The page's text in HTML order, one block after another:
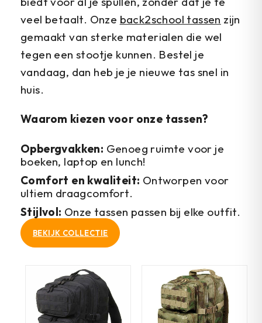
veel betaalt. Onze back2school tassen zijn
gemaakt van sterke materialen die wel
tegen een stootje kunnen. Bestel je
vandaag, dan heb je je nieuwe tas snel in
huis.
Waarom kiezen voor onze tassen?
Opbergvakken: Genoeg ruimte voor je
boeken, laptop en lunch!
Comfort en kwaliteit: Ontworpen voor
ultiem draagcomfort.
Stijlvol: Onze tassen passen bij elke outfit.
BEKIJK COLLECTIE